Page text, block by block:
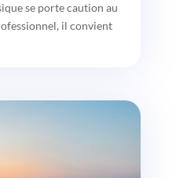
se porte caution au
il convient